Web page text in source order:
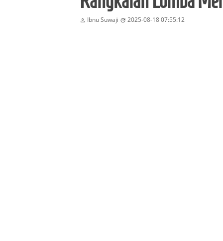
 Ibnu Suwaji  2025-08-18 07:55:12